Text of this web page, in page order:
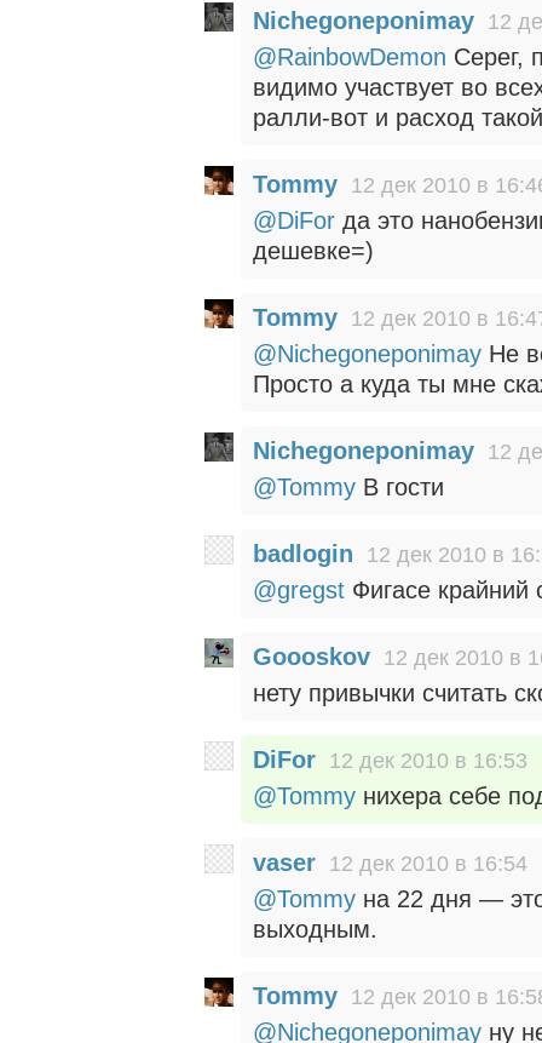
Nichegoneponimay 12
@RainbowDemon Серег,
видимо участвует во
ралли-вот и расход
Tommy 12 дек 2010 в
@DiFor да это
дешевке=)
Tommy 12 дек 2010 в
@Nichegoneponimay Не
Просто а куда ты мне
Nichegoneponimay 12
@Tommy В гости
badlogin 12 дек 2010 в
@gregst Фигасе
Goooskov 12 дек 2010 в
нету привычки считать
DiFor 12 дек 2010 в 16:53
@Tommy нихера себе
vaser 12 дек 2010 в 16:54
@Tommy на 22 дня —
выходным.
Tommy 12 дек 2010 в
@Nichegoneponimay ну